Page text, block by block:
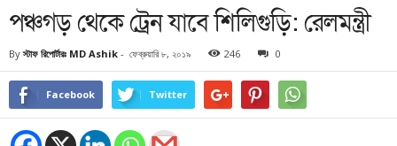
পঞ্চগড় থেকে ট্রেন যাবে শিলিগুড়ি: রেলমন্ত্রী
By স্টাফ রিপোর্টারঃ MD Ashik - ফেব্রুয়ারি ৮, ২০১৯ 246 0
Facebook Twitter